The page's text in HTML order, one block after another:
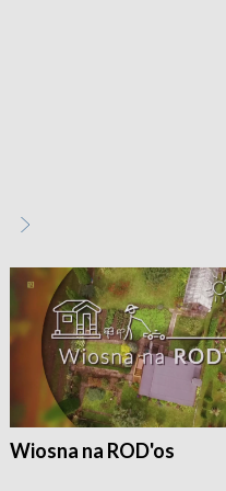
Wiosna na ROD'os